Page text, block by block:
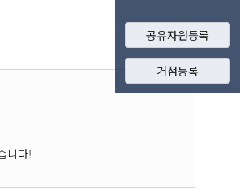
공유자원등록
거점등록
니다!